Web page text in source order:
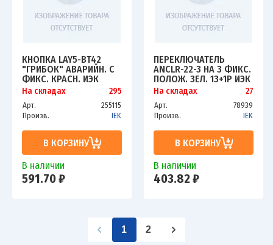
КНОПКА LAY5-BT42
"ГРИБОК" АВАРИЙН. С
ФИКС. КРАСН. ИЭК
BBG80-BT-K04
На складах 295
Арт.
255115
Произв.
IEK
В КОРЗИНУ
В наличии
591.70 ₽
ПЕРЕКЛЮЧАТЕЛЬ
ANCLR-22-3 НА 3 ФИКС.
ПОЛОЖ. ЗЕЛ. 1З+1Р ИЭК
BSW10-ANCLR-3-K06
На складах 27
Арт.
78939
Произв.
IEK
В КОРЗИНУ
В наличии
403.82 ₽
1 2